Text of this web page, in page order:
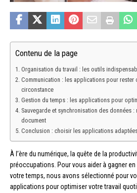
Contenu de la page
Organisation du travail : les outils
Communication : les applications pour rester
circonstance
Gestion du temps : les applications pour
Sauvegarde et synchronisation des données
document
Conclusion : choisir les applications
À l’ère du numérique, la quête de la
préoccupations. Pour vous aider à gagner
votre temps, nous avons sélectionné pour
applications pour optimiser votre travail